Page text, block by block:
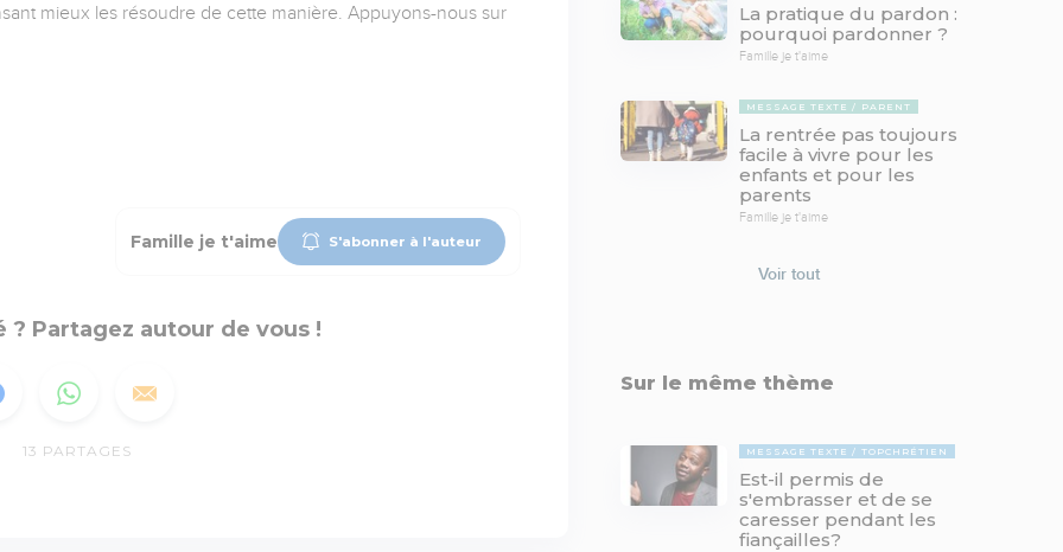
mieux les résoudre de cette manière. Appuyons-nous sur
Famille je t'aime S'abonner à l'auteur
? Partagez autour de vous !
13 PARTAGES
La pratique du pardon :
pourquoi pardonner ?
Famille je t'aime
MESSAGE TEXTE PARENT
La rentrée pas toujours
facile à vivre pour les
enfants et pour les
parents
Famille je t'aime
Voir tout
Sur le même thème
MESSAGE TEXTE TOPCHRÉTIEN
Est-il permis de
s'embrasser et de se
caresser pendant les
fiançailles?